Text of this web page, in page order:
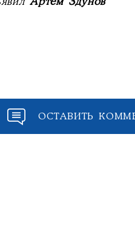
Артём Здунов
ОСТАВИТЬ